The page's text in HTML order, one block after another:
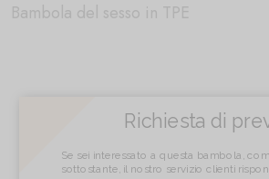
Bambola del sesso in TPE
Richiesta di
Se sei interessato a questa bambola,
sottostante, il nostro servizio clienti